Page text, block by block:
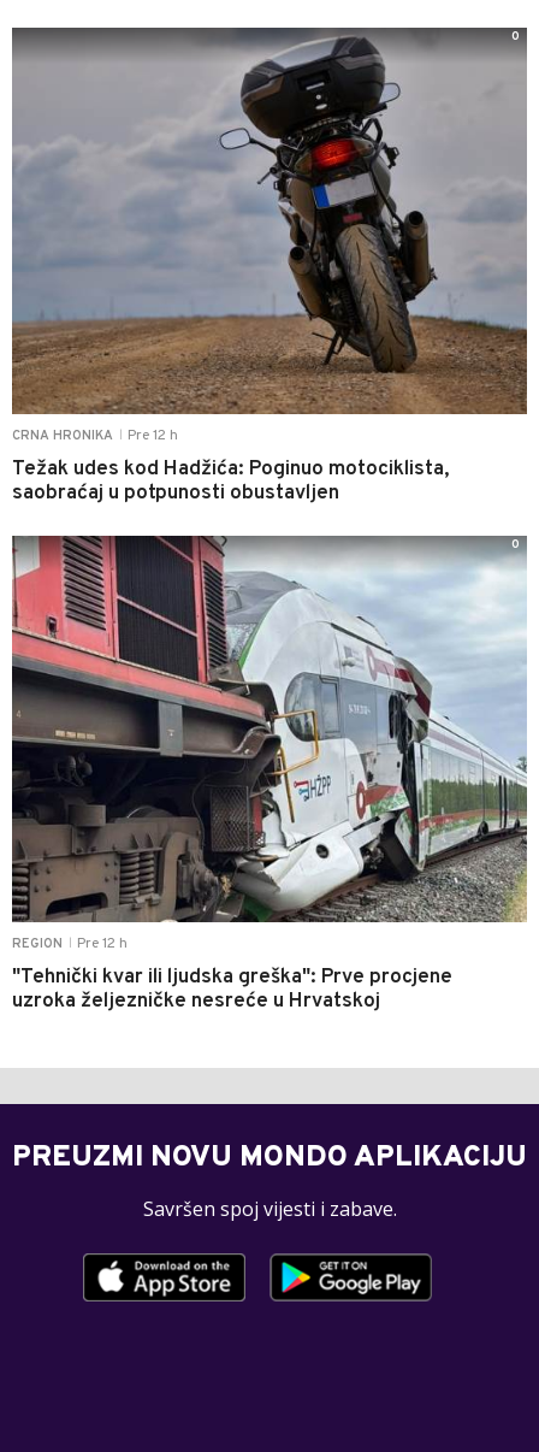
CRNA HRONIKA Pre 12 h
Težak udes kod Hadžića: Poginuo motociklista,
saobraćaj u potpunosti obustavljen
0
REGION Pre 12 h
"Tehnički kvar ili ljudska greška": Prve procjene
uzroka željezničke nesreće u Hrvatskoj
0
PREUZMI NOVU MONDO APLIKACIJU
Savršen spoj vijesti i zabave.